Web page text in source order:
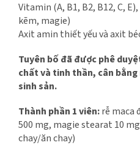
Vitamin (A, B1, B2, B12, C,
kẽm, magie)
Axit amin thiết yếu và axit
Tuyên bố đã được phê
chất và tinh thần, cân
sinh sản.
Thành phần 1 viên:rễ maca
500 mg, magie stearat 10
chay/ăn chay)